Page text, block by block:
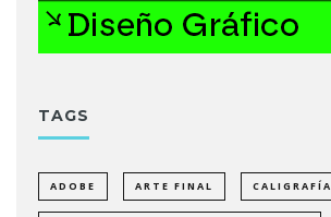
TAGS
ADOBE ARTE FINAL CALIGRAFÍA